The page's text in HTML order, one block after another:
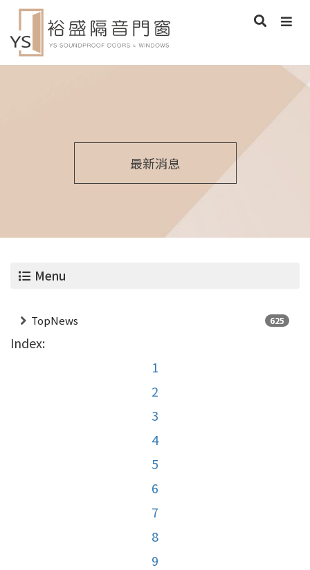
最新消息
Menu
TopNews 625
Index:
1
2
3
4
5
6
7
8
9